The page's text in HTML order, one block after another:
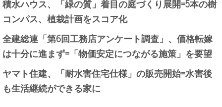
積水ハウス、「緑の質」着目の庭づくり展開=5本の樹
コンパス、植栽計画をスコア化
全建総連「第6回工務店アンケート調査」、価格転嫁
は十分に進まず=「物価安定につながる施策」を要望
ヤマト住建、「耐水害住宅仕様」の販売開始=水害後
も生活継続ができる家に